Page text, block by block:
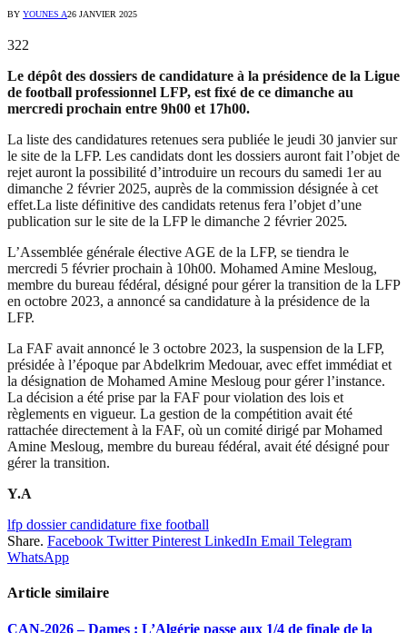
BY YOUNES A26 JANVIER 2025
322
Le dépôt des dossiers de candidature à la présidence de la Ligue
de football professionnel LFP, est fixé de ce dimanche au
mercredi prochain entre 9h00 et 17h00.
La liste des candidatures retenues sera publiée le jeudi 30 janvier sur
le site de la LFP. Les candidats dont les dossiers auront fait l’objet de
rejet auront la possibilité d’introduire un recours du samedi 1er au
dimanche 2 février 2025, auprès de la commission désignée à cet
effet.La liste définitive des candidats retenus fera l’objet d’une
publication sur le site de la LFP le dimanche 2 février 2025.
L’Assemblée générale élective AGE de la LFP, se tiendra le
mercredi 5 février prochain à 10h00. Mohamed Amine Mesloug,
membre du bureau fédéral, désigné pour gérer la transition de la LFP
en octobre 2023, a annoncé sa candidature à la présidence de la
LFP.
La FAF avait annoncé le 3 octobre 2023, la suspension de la LFP,
présidée à l’époque par Abdelkrim Medouar, avec effet immédiat et
la désignation de Mohamed Amine Mesloug pour gérer l’instance.
La décision a été prise par la FAF pour violation des lois et
règlements en vigueur. La gestion de la compétition avait été
rattachée directement à la FAF, où un comité dirigé par Mohamed
Amine Mesloug, membre du bureau fédéral, avait été désigné pour
gérer la transition.
Y.A
lfp dossier candidature fixe football
Share. Facebook Twitter Pinterest LinkedIn Email Telegram
WhatsApp
Article similaire
CAN-2026 – Dames : L’Algérie passe aux 1/4 de finale de la